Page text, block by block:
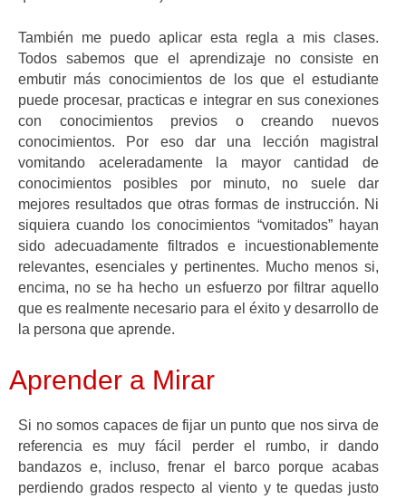
También me puedo aplicar esta regla a mis clases.
Todos sabemos que el aprendizaje no consiste en
embutir más conocimientos de los que el estudiante
puede procesar, practicas e integrar en sus conexiones
con conocimientos previos o creando nuevos
conocimientos. Por eso dar una lección magistral
vomitando aceleradamente la mayor cantidad de
conocimientos posibles por minuto, no suele dar
mejores resultados que otras formas de instrucción. Ni
siquiera cuando los conocimientos “vomitados” hayan
sido adecuadamente filtrados e incuestionablemente
relevantes, esenciales y pertinentes. Mucho menos si,
encima, no se ha hecho un esfuerzo por filtrar aquello
que es realmente necesario para el éxito y desarrollo de
la persona que aprende.
Aprender a Mirar
Si no somos capaces de fijar un punto que nos sirva de
referencia es muy fácil perder el rumbo, ir dando
bandazos e, incluso, frenar el barco porque acabas
perdiendo grados respecto al viento y te quedas justo